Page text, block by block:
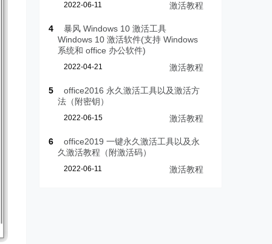
2022-06-11 激活教程
4
暴风 Windows 10 激活工具
Windows 10 激活软件(支持 Windows
系统和 office 办公软件)
2022-04-21 激活教程
5
office2016 永久激活工具以及激活方
法（附密钥）
2022-06-15 激活教程
6
office2019 一键永久激活工具以及永
久激活教程（附激活码）
2022-06-11 激活教程